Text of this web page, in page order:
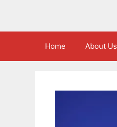
Home About Us